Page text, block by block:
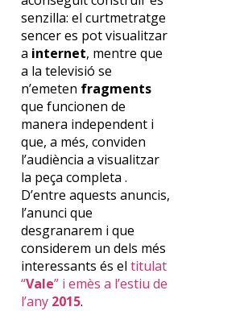
senzilla: el curtmetratge
sencer es pot visualitzar
a internet, mentre que
a la televisió se
n’emeten fragments
que funcionen de
manera independent i
que, a més, conviden
l’audiència a visualitzar
la peça completa .
D’entre aquests anuncis,
l’anunci que
desgranarem i que
considerem un dels més
interessants és eltitulat
“Vale” i emès a l’estiu de
l’any 2015.